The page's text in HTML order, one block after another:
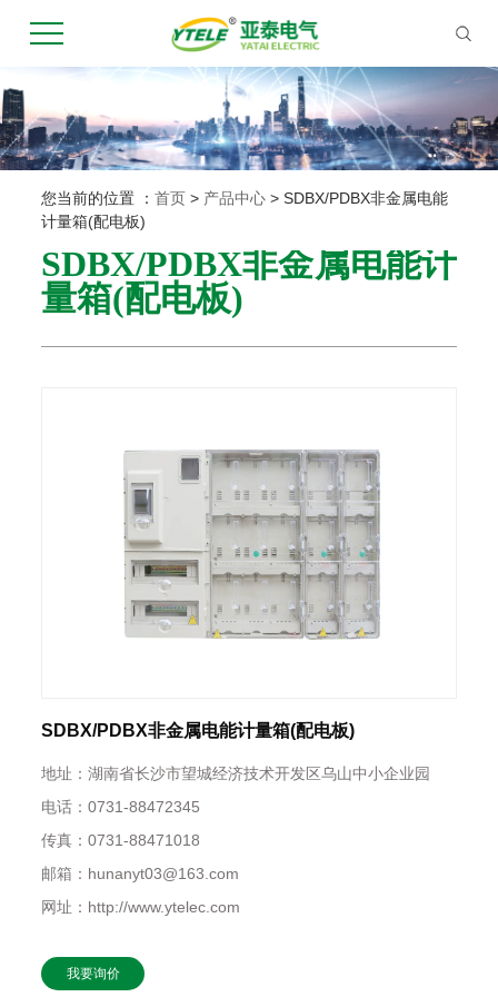
您当前的位置 ：首页 > 产品中心 >SDBX/PDBX非金属电能
计量箱(配电板)
SDBX/PDBX非金属电能计
量箱(配电板)
SDBX/PDBX非金属电能计量箱(配电板)
地址：湖南省长沙市望城经济技术开发区乌山中小企业园
电话：0731-88472345
传真：0731-88471018
邮箱：hunanyt03@163.com
网址：http://www.ytelec.com
我要询价